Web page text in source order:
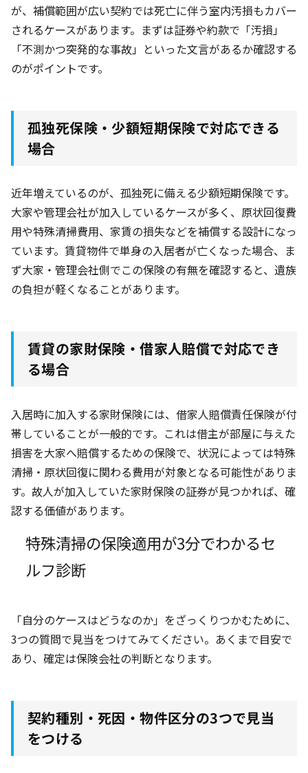
が、補償範囲が広い契約では死亡に伴う室内汚損もカバー
されるケースがあります。まずは証券や約款で「汚損」
「不測かつ突発的な事故」といった文言があるか確認する
のがポイントです。
孤独死保険・少額短期保険で対応できる
場合
近年増えているのが、孤独死に備える少額短期保険です。
大家や管理会社が加入しているケースが多く、原状回復費
用や特殊清掃費用、家賃の損失などを補償する設計になっ
ています。賃貸物件で単身の入居者が亡くなった場合、ま
ず大家・管理会社側でこの保険の有無を確認すると、遺族
の負担が軽くなることがあります。
賃貸の家財保険・借家人賠償で対応でき
る場合
入居時に加入する家財保険には、借家人賠償責任保険が付
帯していることが一般的です。これは借主が部屋に与えた
損害を大家へ賠償するための保険で、状況によっては特殊
清掃・原状回復に関わる費用が対象となる可能性がありま
す。故人が加入していた家財保険の証券が見つかれば、確
認する価値があります。
特殊清掃の保険適用が3分でわかるセ
ルフ診断
「自分のケースはどうなのか」をざっくりつかむために、
3つの質問で見当をつけてみてください。あくまで目安で
あり、確定は保険会社の判断となります。
契約種別・死因・物件区分の3つで見当
をつける